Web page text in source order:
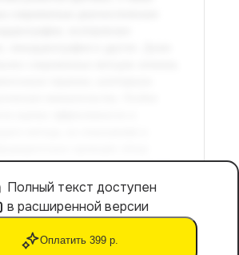
Полный текст доступен
в расширенной версии
Оплатить 399 р.